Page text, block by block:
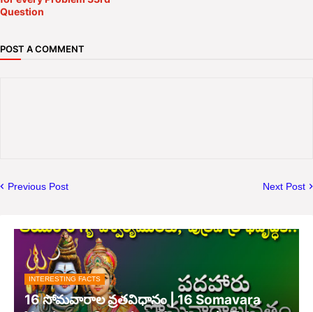
Question
POST A COMMENT
Previous Post Next Post
INTERESTING FACTS
16 సోమవారాల వ్రతవిధానం | 16 Somavara